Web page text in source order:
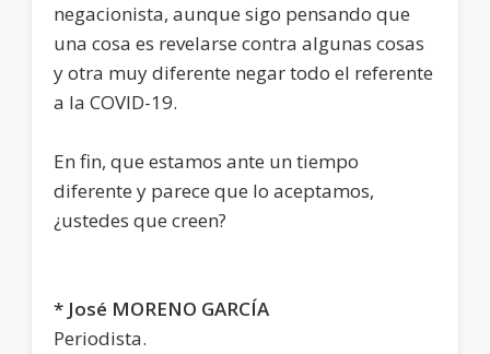
negacionista, aunque sigo pensando que
una cosa es revelarse contra algunas cosas
y otra muy diferente negar todo el referente
a la COVID-19.
En fin, que estamos ante un tiempo
diferente y parece que lo aceptamos,
¿ustedes que creen?
* José MORENO GARCÍA
Periodista.